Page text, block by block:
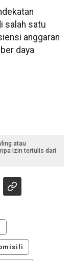
salah satu
anggaran
daya
atau
izin tertulis dari